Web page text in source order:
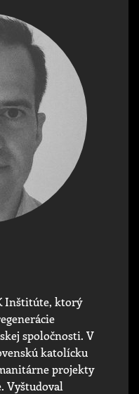
Inštitúte, ktorý
spoločnosti. V
katolícku
projekty
Vyštudoval